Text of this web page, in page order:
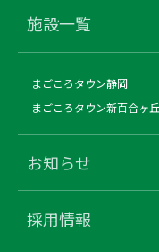
施設一覧
まごころタウン静岡
まごころタウン新百合ヶ丘
お知らせ
採用情報